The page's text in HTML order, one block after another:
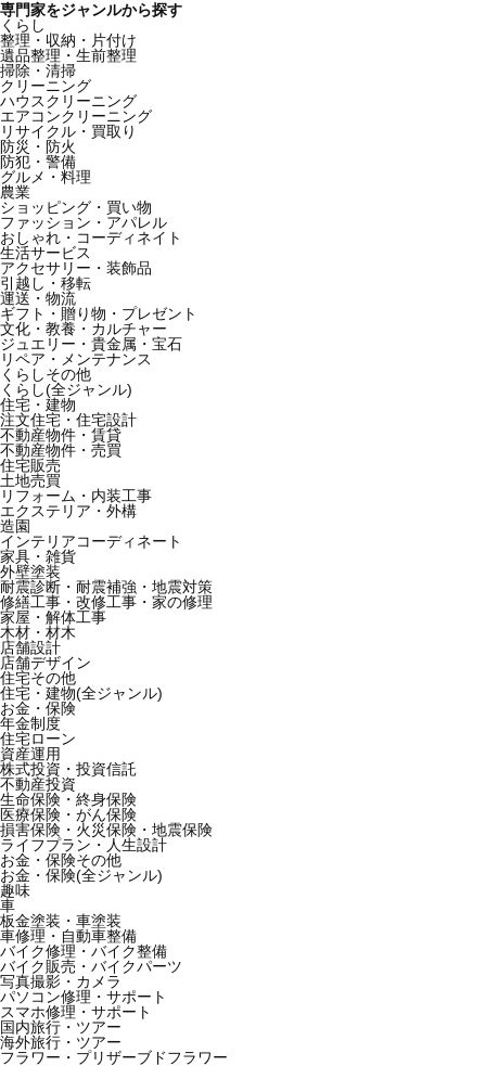
専門家をジャンルから探す
くらし
整理・収納・片付け
遺品整理・生前整理
掃除・清掃
クリーニング
ハウスクリーニング
エアコンクリーニング
リサイクル・買取り
防災・防火
防犯・警備
グルメ・料理
農業
ショッピング・買い物
ファッション・アパレル
おしゃれ・コーディネイト
生活サービス
アクセサリー・装飾品
引越し・移転
運送・物流
ギフト・贈り物・プレゼント
文化・教養・カルチャー
ジュエリー・貴金属・宝石
リペア・メンテナンス
くらしその他
くらし(全ジャンル)
住宅・建物
注文住宅・住宅設計
不動産物件・賃貸
不動産物件・売買
住宅販売
土地売買
リフォーム・内装工事
エクステリア・外構
造園
インテリアコーディネート
家具・雑貨
外壁塗装
耐震診断・耐震補強・地震対策
修繕工事・改修工事・家の修理
家屋・解体工事
木材・材木
店舗設計
店舗デザイン
住宅その他
住宅・建物(全ジャンル)
お金・保険
年金制度
住宅ローン
資産運用
株式投資・投資信託
不動産投資
生命保険・終身保険
医療保険・がん保険
損害保険・火災保険・地震保険
ライフプラン・人生設計
お金・保険その他
お金・保険(全ジャンル)
趣味
車
板金塗装・車塗装
車修理・自動車整備
バイク修理・バイク整備
バイク販売・バイクパーツ
写真撮影・カメラ
パソコン修理・サポート
スマホ修理・サポート
国内旅行・ツアー
海外旅行・ツアー
フラワー・プリザーブドフラワー